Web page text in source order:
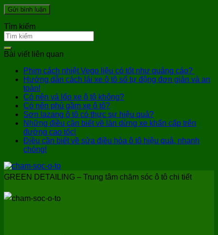
Tìm kiếm
Bài viết liên quan
Phim cách nhiệt Vego liệu có tốt như quảng cáo?
Hướng dẫn cách lái xe ô tô số tự động đơn giản và an
toàn!
Có nên vá lốp xe ô tô không?
Có nên phủ gầm xe ô tô?
Sơn lazang ô tô có thực sự hiệu quả?
Những điều cần biết về làn dừng xe khẩn cấp trên
đường cao tốc!
Điều cần biết về sửa điều hòa ô tô hiệu quả, nhanh
chóng!
GREEN DETAILING – Trung tâm chăm sóc ô tô chi tiết